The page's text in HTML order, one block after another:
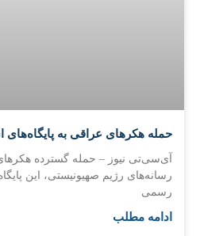
حمله هکرهای عراقی به پایگاه‌های
آی‌سی‌تی نیوز – حمله گسترده هکرهای
رسانه‌های رژیم صهیونیستی، این
رسمی
ادامه مطلب